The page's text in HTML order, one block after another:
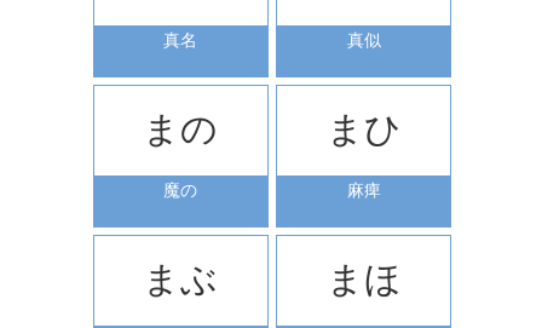
真名 真似
まの
魔の
まひ
麻痺
まぶ まほ